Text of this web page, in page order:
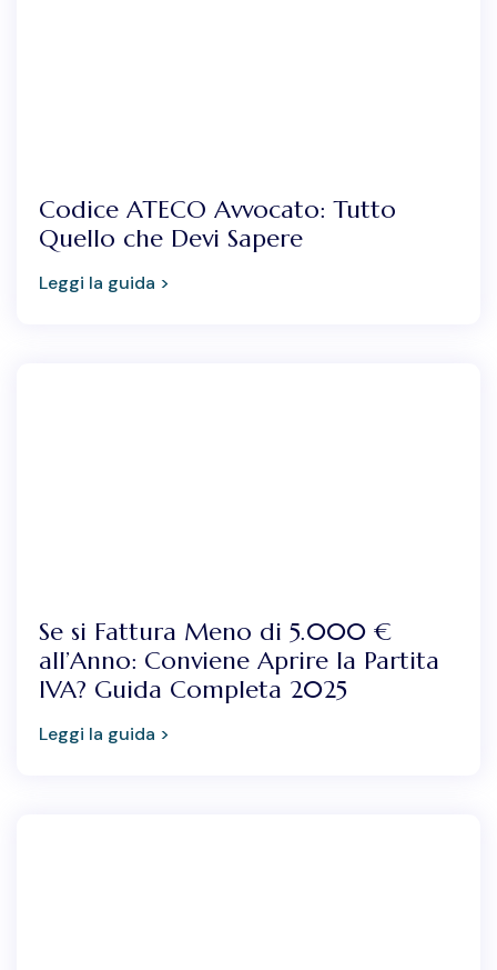
Codice ATECO Avvocato: Tutto
Quello che Devi Sapere
Leggi la guida >
Se si Fattura Meno di 5.000 €
all’Anno: Conviene Aprire la Partita
IVA? Guida Completa 2025
Leggi la guida >